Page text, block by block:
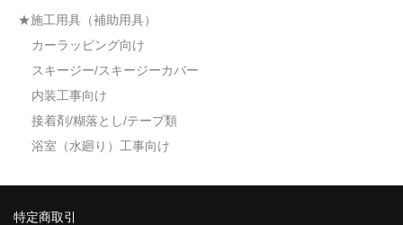
★施工用具（補助用具）
カーラッピング向け
スキージー/スキージーカバー
内装工事向け
接着剤/糊落とし/テープ類
浴室（水廻り）工事向け
特定商取引